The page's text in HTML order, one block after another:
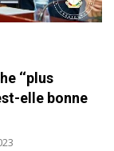
‘‘plus
elle bonne